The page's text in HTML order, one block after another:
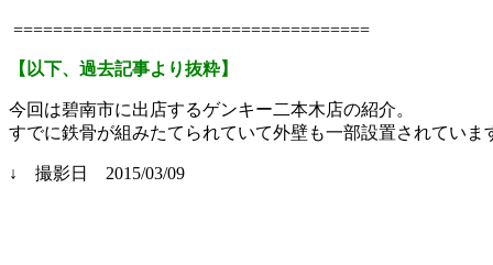
====================================
【以下、過去記事より抜粋】
今回は碧南市に出店するゲンキー二本木店の紹介。
すでに鉄骨が組みたてられていて外壁も一部設置されていま
↓ 撮影日 2015/03/09